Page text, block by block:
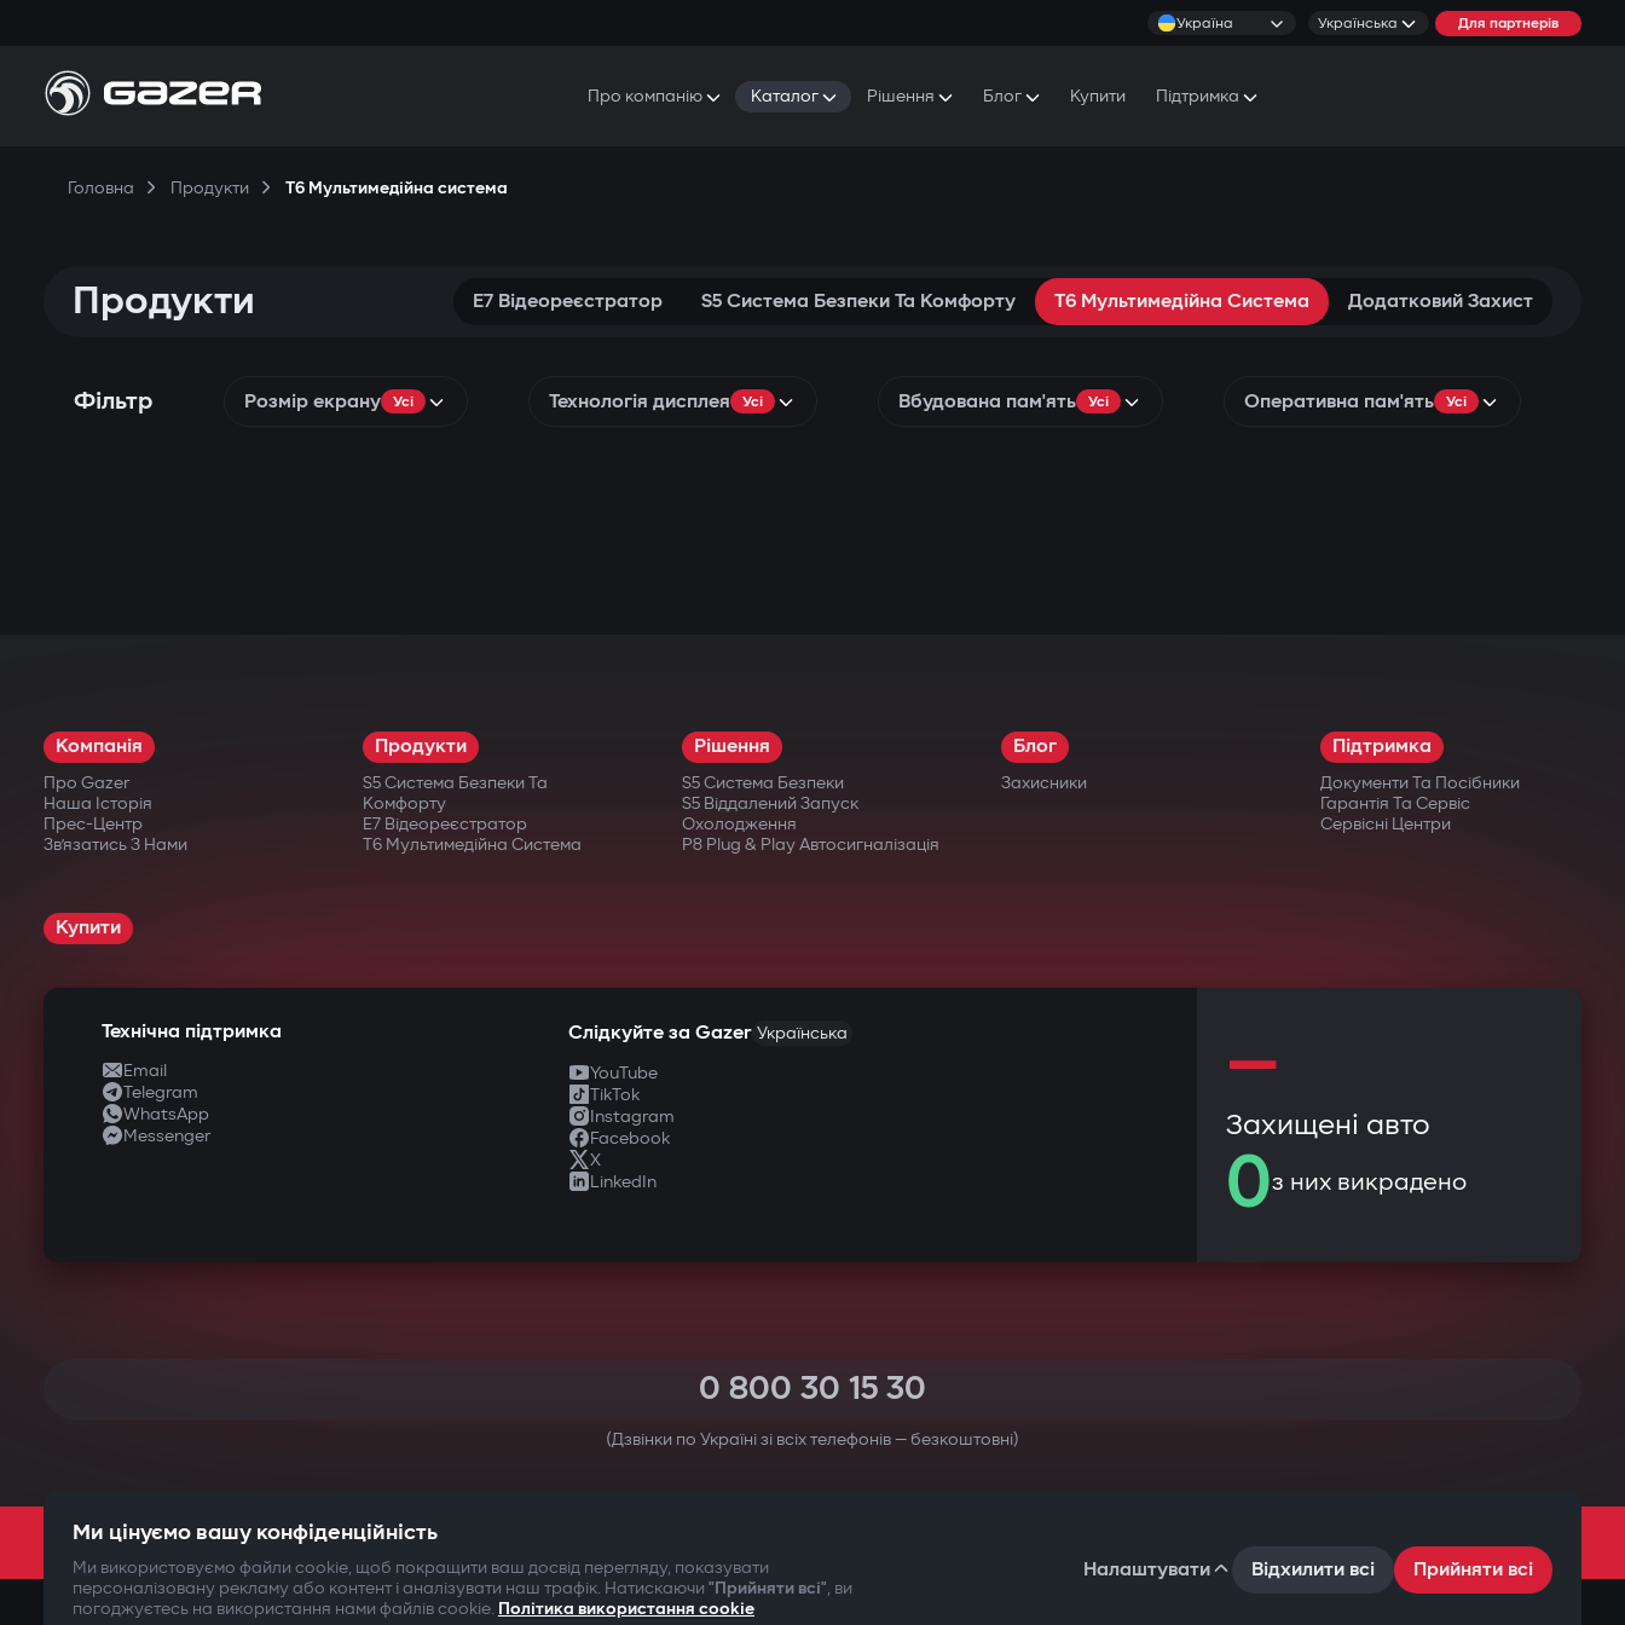
Україна Українська Для партнерів
Про компанію
Контакти
Каталог Рішення Блог Купити Підтримка
Головна Продукти T6 Мультимедійна система
Продукти E7 Відеореєстратор S5 Система Безпеки Та Комфорту T6 Мультимедійна Система Додатковий Захист
Фільтр Розмір екрану Усі Технологія дисплея Усі Вбудована пам'ять Усі Оперативна пам'ять Усі
Компанія
Про Gazer
Наша Історія
Прес-Центр
Зв’язатись З Нами
Продукти
S5 Система Безпеки Та
Комфорту
E7 Відеореєстратор
T6 Мультимедійна Система
Рішення
S5 Система Безпеки
S5 Віддалений Запуск
Охолодження
P8 Plug & Play Автосигналізація
Блог
Захисники
Підтримка
Документи Та Посібники
Гарантія Та Сервіс
Сервісні Центри
Купити
Технічна підтримка
Email
Telegram
WhatsApp
Messenger
Слідкуйте за Gazer Українська
YouTube
TikTok
Instagram
Facebook
X
LinkedIn
—
Захищені авто
0з них викрадено
0 800 30 15 30
(Дзвінки по Україні зі всіх телефонів — безкоштовні)
©2009-2026Gazer Limited (UK) All rights reserved
Ми цінуємо вашу конфіденційність
Ми використовуємо файли cookie, щоб покращити ваш досвід перегляду, показувати
персоналізовану рекламу або контент і аналізувати наш трафік. Натискаючи "Прийняти всі", ви
погоджуєтесь на використання нами файлів cookie. Політика використання cookie
Налаштувати Відхилити всі Прийняти всі